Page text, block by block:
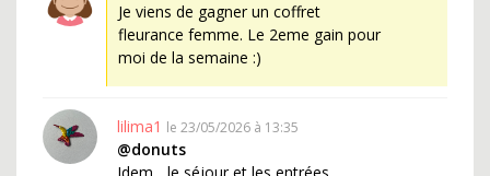
Je viens de gagner un coffret
fleurance femme. Le 2eme gain pour
moi de la semaine :)
lilima1 le 23/05/2026 à 13:35
@donuts